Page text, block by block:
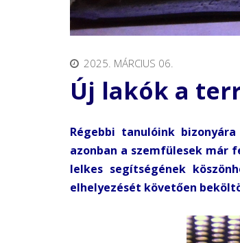
2025. MÁRCIUS 06.
Új lakók a
Régebbi tanulóink
azonban a szemfülesek már
lelkes segítségének
elhelyezését követően